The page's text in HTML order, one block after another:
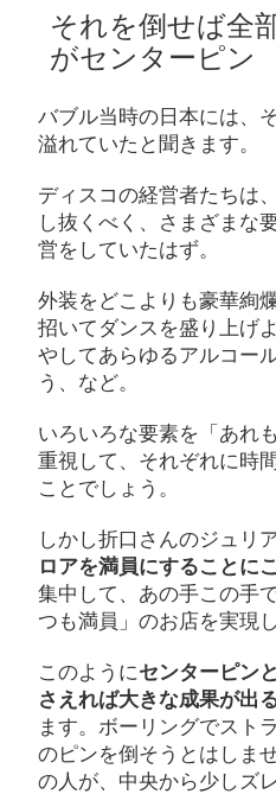
それを倒せば全
がセンターピン
バブル当時の日本には、
溢れていたと聞きます。
ディスコの経営者たちは
し抜くべく、さまざまな
営をしていたはず。
外装をどこよりも豪華絢
招いてダンスを盛り上げ
やしてあらゆるアルコー
う、など。
いろいろな要素を「あれ
重視して、それぞれに時
ことでしょう。
しかし折口さんのジュリ
ロアを満員にすることに
集中して、あの手この手
つも満員」のお店を実現し
このようにセンターピン
さえれば大きな成果が出
ます。ボーリングでスト
のピンを倒そうとはしま
の人が、中央から少しズ